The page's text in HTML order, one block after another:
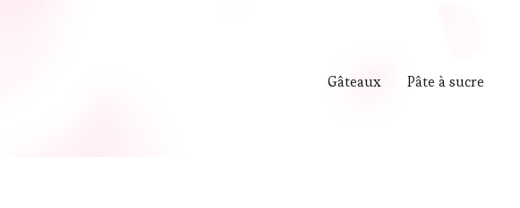
Gâteaux Pâte à sucre